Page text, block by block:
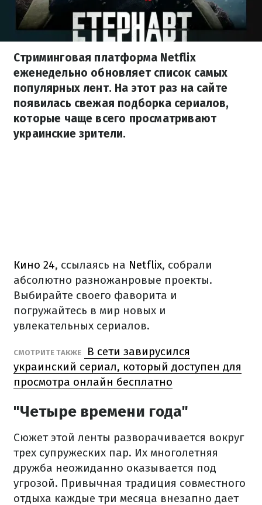
Стриминговая платформа Netflix
еженедельно обновляет список самых
популярных лент. На этот раз на сайте
появилась свежая подборка сериалов,
которые чаще всего просматривают
украинские зрители.
Кино 24, ссылаясь на Netflix, собрали
абсолютно разножанровые проекты.
Выбирайте своего фаворита и
погружайтесь в мир новых и
увлекательных сериалов.
СМОТРИТЕ ТАКЖЕ
В сети завирусился
украинский сериал, который доступен для
просмотра онлайн бесплатно
"Четыре времени года"
Сюжет этой ленты разворачивается вокруг
трех супружеских пар. Их многолетняя
дружба неожиданно оказывается под
угрозой. Привычная традиция совместного
отдыха каждые три месяца внезапно дает